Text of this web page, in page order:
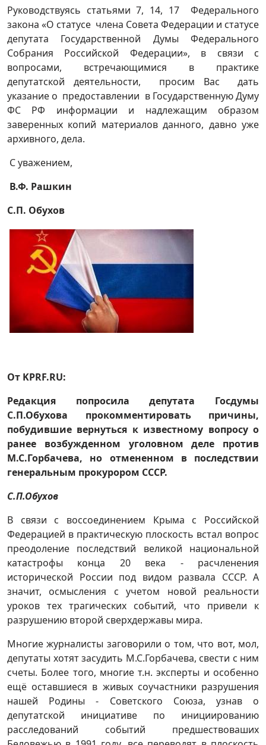
Руководствуясь статьями 7, 14, 17 Федерального
закона «О статусе члена Совета Федерации и статусе
депутата Государственной Думы Федерального
Собрания Российской Федерации», в связи с
вопросами, встречающимися в практике
депутатской деятельности, просим Вас дать
указание о предоставлении в Государственную Думу
ФС РФ информации и надлежащим образом
заверенных копий материалов данного, давно уже
архивного, дела.
С уважением,
В.Ф. Рашкин
С.П. Обухов
От KPRF.RU:
Редакция попросила депутата Госдумы
С.П.Обухова прокомментировать причины,
побудившие вернуться к известному вопросу о
ранее возбужденном уголовном деле против
М.С.Горбачева, но отмененном в последствии
генеральным прокурором СССР.
С.П.Обухов
В связи с воссоединением Крыма с Российской
Федерацией в практическую плоскость встал вопрос
преодоление последствий великой национальной
катастрофы конца 20 века - расчленения
исторической России под видом развала СССР. А
значит, осмысления с учетом новой реальности
уроков тех трагических событий, что привели к
разрушению второй сверхдержавы мира.
Многие журналисты заговорили о том, что вот, мол,
депутаты хотят засудить М.С.Горбачева, свести с ним
счеты. Более того, многие т.н. эксперты и особенно
ещё оставшиеся в живых соучастники разрушения
нашей Родины - Советского Союза, узнав о
депутатской инициативе по инициированию
расследований событий предшествоваших